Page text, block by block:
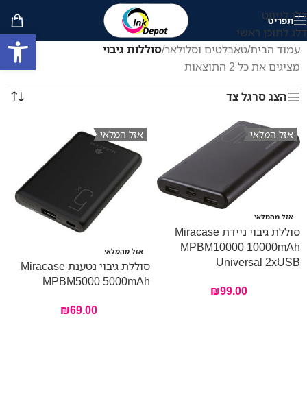
דלג לניווט
דלג לתוכן ראשי
תפריט
עמוד הבית/טאבלטים וסלולאר/סוללות גיבוי
מציגים את כל ⁦2⁩ התוצאות
הצג סרגל צד
אזל המלאי
אזל מהמלאי
סוללת גיבוי ניידת Miracase
MPBM10000 10000mAh
Universal 2xUSB
₪99.00
אזל המלאי
אזל מהמלאי
סוללת גיבוי נטענת Miracase
MPBM5000 5000mAh
₪69.00
פתח